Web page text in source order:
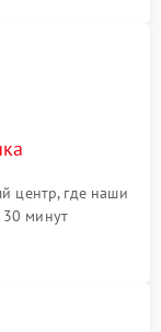
центр, где наши
30 минут